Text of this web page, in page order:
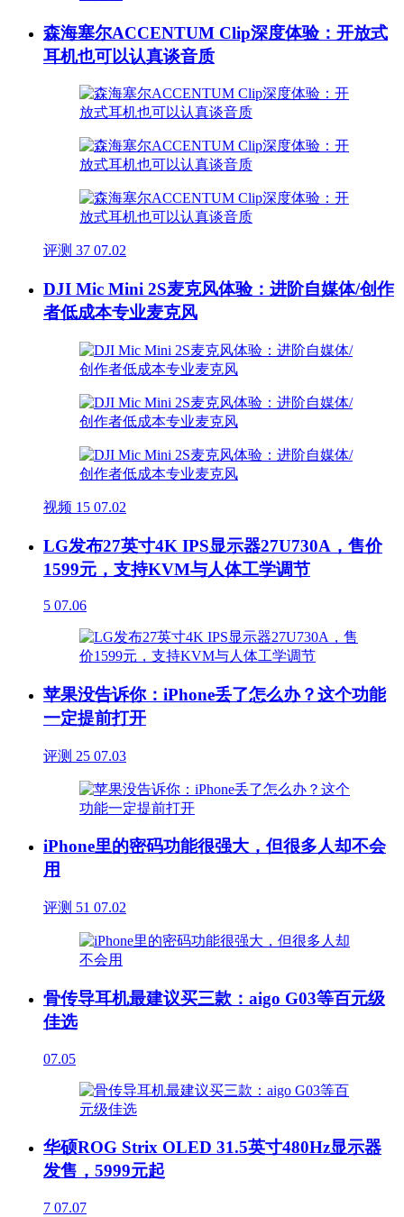
森海塞尔ACCENTUM Clip深度体验：开放式
耳机也可以认真谈音质
评测 37 07.02
DJI Mic Mini 2S麦克风体验：进阶自媒体/创作
者低成本专业麦克风
视频 15 07.02
LG发布27英寸4K IPS显示器27U730A，售价
1599元，支持KVM与人体工学调节
5 07.06
苹果没告诉你：iPhone丢了怎么办？这个功能
一定提前打开
评测 25 07.03
iPhone里的密码功能很强大，但很多人却不会
用
评测 51 07.02
骨传导耳机最建议买三款：aigo G03等百元级
佳选
07.05
华硕ROG Strix OLED 31.5英寸480Hz显示器
发售，5999元起
7 07.07